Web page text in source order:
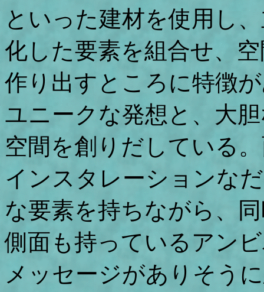
といった建材を使用し
化した要素を組合せ、
作り出すところに特徴
ユニークな発想と、大
空間を創りだしている
インスタレーションな
な要素を持ちながら、
側面も持っているアン
メッセージがありそう